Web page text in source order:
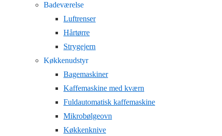
Badeværelse
Luftrenser
Hårtørre
Strygejern
Køkkenudstyr
Bagemaskiner
Kaffemaskine med kværn
Fuldautomatisk kaffemaskine
Mikrobølgeovn
Køkkenknive